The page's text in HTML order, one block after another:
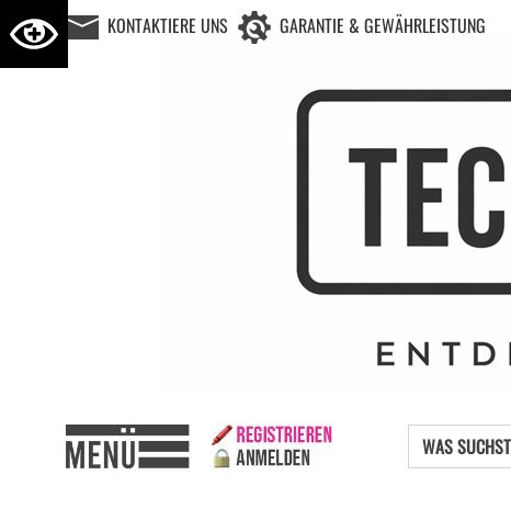
KONTAKTIERE UNS GARANTIE & GEWÄHRLEISTUNG